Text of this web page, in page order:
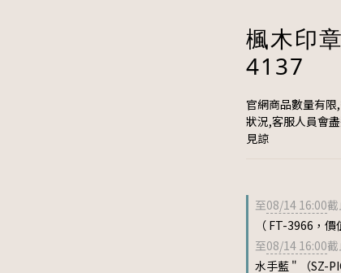
楓木印
4137
官網商品數量有
狀況,客服人員會
見諒
至08/14 16:00
（ FT-3966，
至08/14 16:00
水手藍 " （SZ-